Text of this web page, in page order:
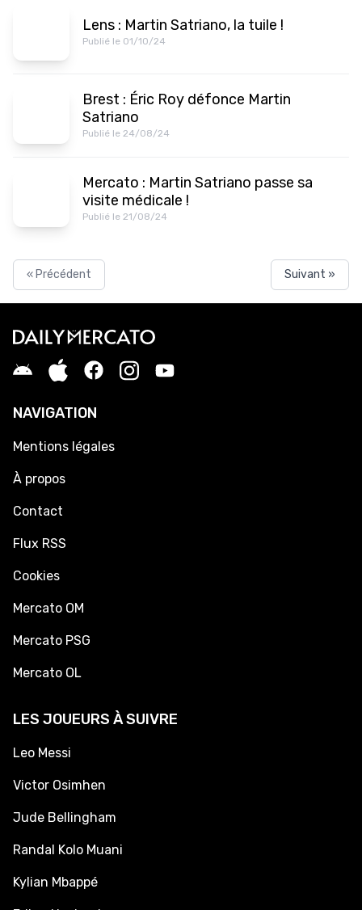
Lens : Martin Satriano, la tuile !
Publié le 01/10/24
Brest : Éric Roy défonce Martin
Satriano
Publié le 24/08/24
Mercato : Martin Satriano passe sa
visite médicale !
Publié le 21/08/24
« Précédent Suivant »
NAVIGATION
Mentions légales
À propos
Contact
Flux RSS
Cookies
Mercato OM
Mercato PSG
Mercato OL
LES JOUEURS À SUIVRE
Leo Messi
Victor Osimhen
Jude Bellingham
Randal Kolo Muani
Kylian Mbappé